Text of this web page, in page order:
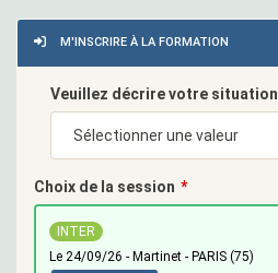
M'INSCRIRE À LA FORMATION
Veuillez décrire votre situation
Choix de la session
INTER
le 24/09/26 - Martinet - PARIS (75)